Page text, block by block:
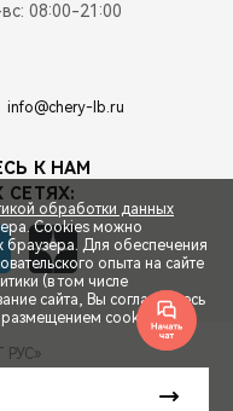
08:00-21:00
info@chery-lb.ru
К НАМ
РУС»
обработки данных
Cookies можно
браузера. Для обеспечения
опыта на сайте
(в том числе
сайта, Вы соглашаетесь
размещением cookie-